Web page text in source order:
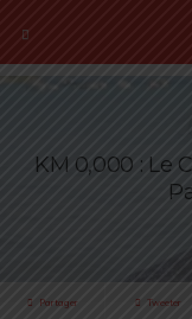
KM 0,000 : Le
Partager Tweeter